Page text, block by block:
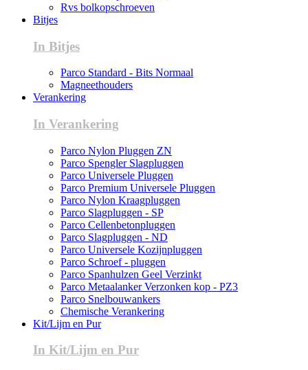
Rvs bolkopschroeven
Bitjes
In Bitjes
Parco Standard - Bits Normaal
Magneethouders
Verankering
In Verankering
Parco Nylon Pluggen ZN
Parco Spengler Slagpluggen
Parco Universele Pluggen
Parco Premium Universele Pluggen
Parco Nylon Kraagpluggen
Parco Slagpluggen - SP
Parco Cellenbetonpluggen
Parco Slagpluggen - ND
Parco Universele Kozijnpluggen
Parco Schroef - pluggen
Parco Spanhulzen Geel Verzinkt
Parco Metaalanker Verzonken kop - PZ3
Parco Snelbouwankers
Chemische Verankering
Kit/Lijm en Pur
In Kit/Lijm en Pur